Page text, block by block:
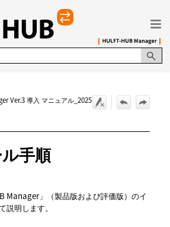
ン コンテンツにスキップ
Ver.3 導入 マニュアル_2025
手順
Manager」（製品版および評価版）のイ
説明します。